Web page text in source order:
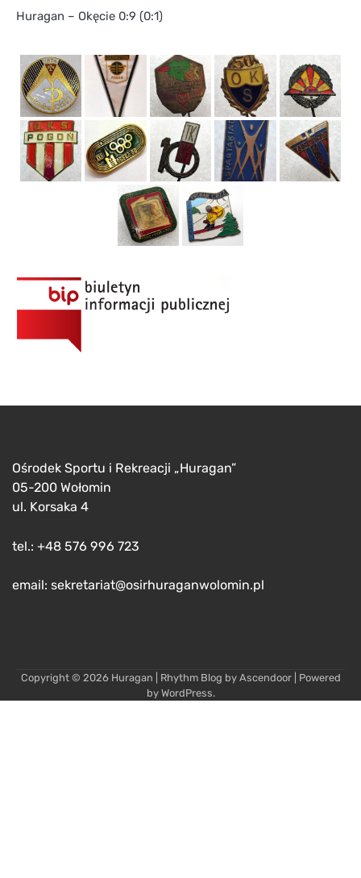
Huragan – Okęcie 0:9 (0:1)
Ośrodek Sportu i Rekreacji „Huragan”
05-200 Wołomin
ul. Korsaka 4
tel.: +48 576 996 723
email: sekretariat@osirhuraganwolomin.pl
Copyright © 2026 Huragan | Rhythm Blog by Ascendoor| Powered
by WordPress.